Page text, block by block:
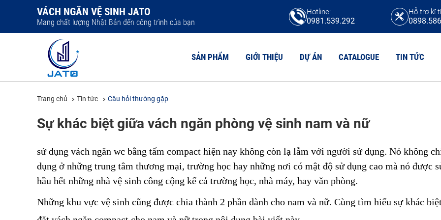
VÁCH NGĂN VỆ SINH JATO
Mang chất lượng Nhật Bản đến công trình của bạn
Hotline:
0981.539.292
Hỗ trợ kĩ
SẢN PHẨM
VÁCH NGĂN VỆ SINH HPL
VÁCH NGĂN VỆ SINH COMPACT CDF
VÁCH NGĂN VỆ SINH MFC
VÁCH NGĂN VỆ SINH COMPACT MAICA
VÁCH NGĂN VỆ SINH COMPACT FORMICA
TẤM COMPACT
Tấm compact CDF
Tấm chịu axit
Tấm Compact Phenolic
GIỚI THIỆU DỰ ÁN CATALOGUE TIN TỨC
Trang chủ Tin tức Câu hỏi thường gặp
Sự khác biệt giữa vách ngăn phòng vệ sinh nam và nữ
sử dụng vách ngăn wc bằng tấm compact hiện nay không còn lạ lẫm với người sử dụng. Nó không
dụng ở những trung tâm thương mại, trường học hay những nơi có mật độ sử dụng cao mà nó được
hầu hết những nhà vệ sinh công cộng kể cả trường học, nhà máy, hay văn phòng.
Những khu vực vệ sinh cũng được chia thành 2 phần dành cho nam và nữ. Cùng tìm hiểu sự khác